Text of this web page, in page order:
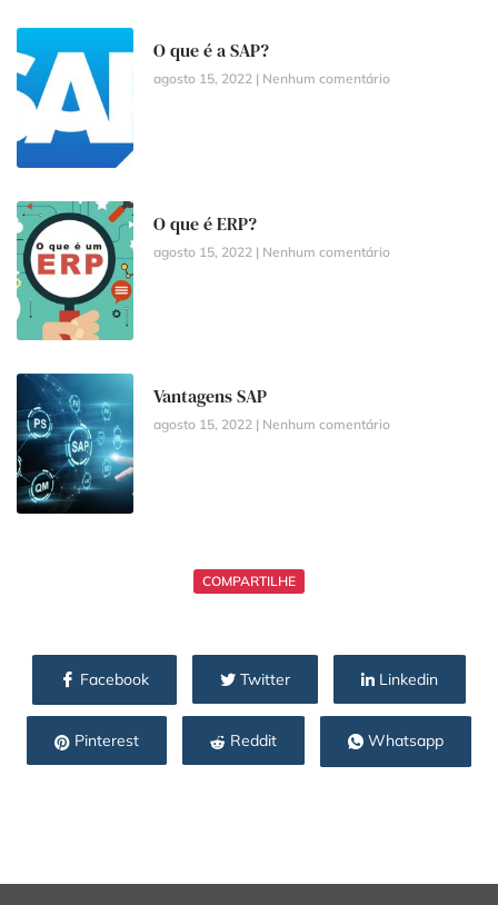
O que é a SAP?
agosto 15, 2022 Nenhum comentário
O que é ERP?
agosto 15, 2022 Nenhum comentário
Vantagens SAP
agosto 15, 2022 Nenhum comentário
COMPARTILHE
Facebook Twitter Linkedin
Pinterest Reddit Whatsapp